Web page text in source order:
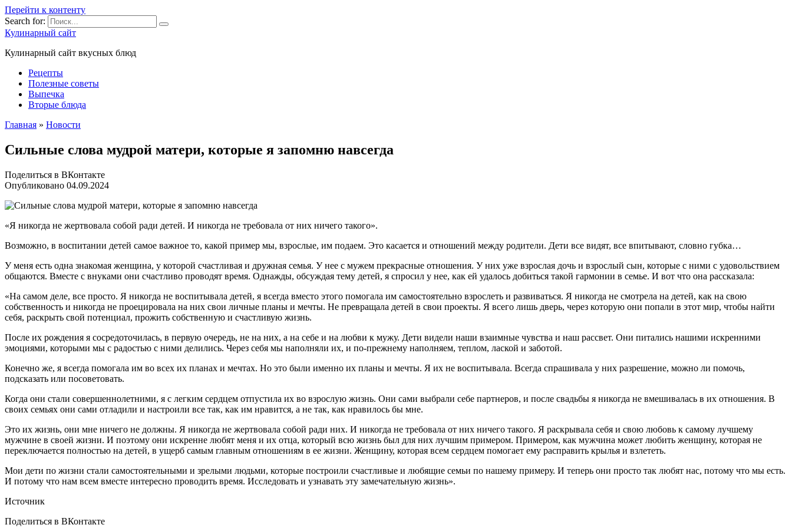
Перейти к контенту
Search for:
Кулинарный сайт
Кулинарный сайт вкусных блюд
Рецепты
Полезные советы
Выпечка
Вторые блюда
Главная » Новости
Сильные слова мудрой матери, которые я запомню навсегда
Поделиться в ВКонтакте
Опубликовано 04.09.2024
«Я никогда не жертвовала собой ради детей. И никогда не требовала от них ничего такого».
Возможно, в воспитании детей самое важное то, какой пример мы, взрослые, им подаем. Это касается и отношений между родители. Дети все видят, все впитывают, словно губка…
У меня есть одна знакомая женщина, у которой счастливая и дружная семья. У нее с мужем прекрасные отношения. У них уже взрослая дочь и взрослый сын, которые с ними с удовольствием
общаются. Вместе с внуками они счастливо проводят время. Однажды, обсуждая тему детей, я спросил у нее, как ей удалось добиться такой гармонии в семье. И вот что она рассказала:
«На самом деле, все просто. Я никогда не воспитывала детей, я всегда вместо этого помогала им самостоятельно взрослеть и развиваться. Я никогда не смотрела на детей, как на свою
собственность и никогда не проецировала на них свои личные планы и мечты. Не превращала детей в свои проекты. Я всего лишь дверь, через которую они попали в этот мир, чтобы найти
себя, раскрыть свой потенциал, прожить собственную и счастливую жизнь.
После их рождения я сосредоточилась, в первую очередь, не на них, а на себе и на любви к мужу. Дети видели наши взаимные чувства и наш рассвет. Они питались нашими искренними
эмоциями, которыми мы с радостью с ними делились. Через себя мы наполняли их, и по-прежнему наполняем, теплом, лаской и заботой.
Конечно же, я всегда помогала им во всех их планах и мечтах. Но это были именно их планы и мечты. Я их не воспитывала. Всегда спрашивала у них разрешение, можно ли помочь,
подсказать или посоветовать.
Когда они стали совершеннолетними, я с легким сердцем отпустила их во взрослую жизнь. Они сами выбрали себе партнеров, и после свадьбы я никогда не вмешивалась в их отношения. В
своих семьях они сами отладили и настроили все так, как им нравится, а не так, как нравилось бы мне.
Это их жизнь, они мне ничего не должны. Я никогда не жертвовала собой ради них. И никогда не требовала от них ничего такого. Я раскрывала себя и свою любовь к самому лучшему
мужчине в своей жизни. И поэтому они искренне любят меня и их отца, который всю жизнь был для них лучшим примером. Примером, как мужчина может любить женщину, которая не
переключается полностью на детей, в ущерб самым главным отношениям в ее жизни. Женщину, которая всем сердцем помогает ему расправить крылья и взлететь.
Мои дети по жизни стали самостоятельными и зрелыми людьми, которые построили счастливые и любящие семьи по нашему примеру. И теперь они просто так любят нас, потому что мы есть.
И потому что нам всем вместе интересно проводить время. Исследовать и узнавать эту замечательную жизнь».
Источник
Поделиться в ВКонтакте